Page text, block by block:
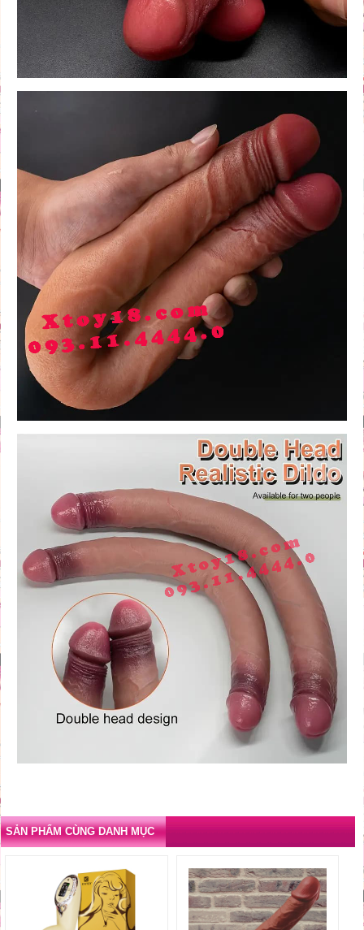
SẢN PHẨM CÙNG DANH MỤC